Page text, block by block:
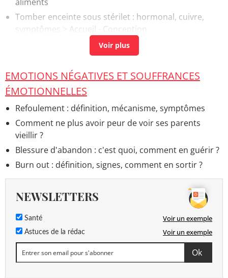
Tomber enceinte sous stérilet : hormonal, cuivre,
symptômes > Accueil - Conception
Andropause : 7 signes qui confirment son arrivée
> Accueil - Santé de l'homme
EMOTIONS NÉGATIVES ET SOUFFRANCES
ÉMOTIONNELLES
Refoulement : définition, mécanisme, symptômes
Comment ne plus avoir peur de voir ses parents
vieillir ?
Blessure d'abandon : c'est quoi, comment en guérir ?
Burn out : définition, signes, comment en sortir ?
NEWSLETTERS
Santé Voir un exemple
Astuces de la rédac Voir un exemple